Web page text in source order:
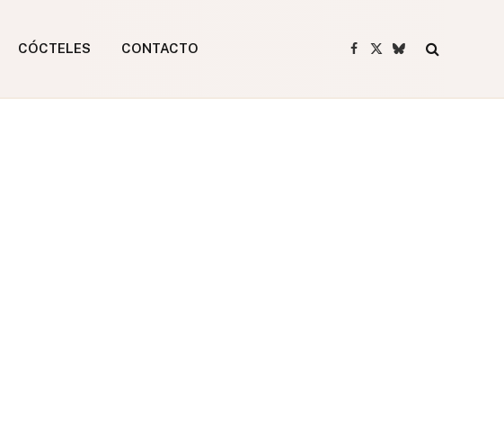
CÓCTELES CONTACTO
Facebook
X
Bluesky